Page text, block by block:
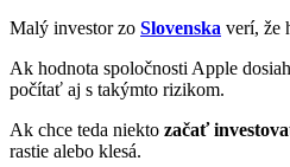
Malý investor zo Slovenska verí, že
Ak hodnota spoločnosti Apple
počítať aj s takýmto rizikom.
Ak chce teda niekto začať
rastie alebo klesá.